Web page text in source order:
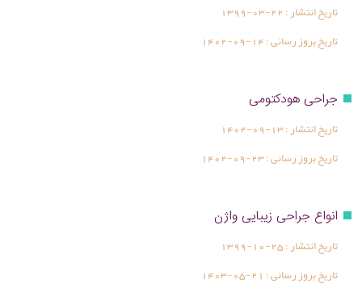
تاریخ انتشار :1399-03-22
تاریخ بروز رسانی :1402-09-14
جراحی هودکتومی
تاریخ انتشار :1402-09-13
تاریخ بروز رسانی :1402-09-23
انواع جراحی زیبایی واژن
تاریخ انتشار :1399-10-25
تاریخ بروز رسانی : 1403-05-21